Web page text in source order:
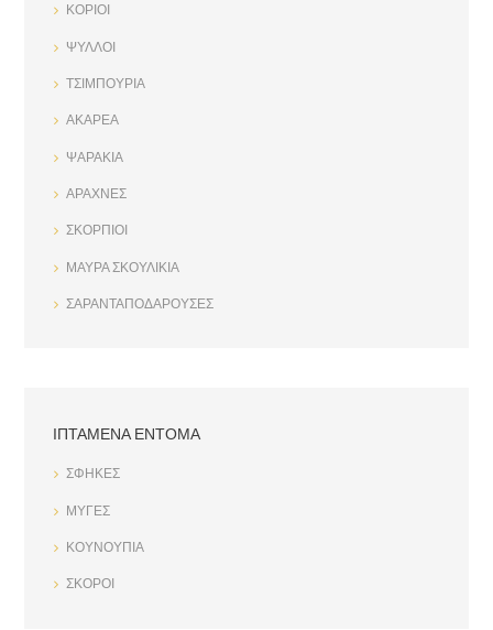
ΚΟΡΙΟΙ
ΨΥΛΛΟΙ
ΤΣΙΜΠΟΥΡΙΑ
ΑΚΑΡΕΑ
ΨΑΡΑΚΙΑ
ΑΡΑΧΝΕΣ
ΣΚΟΡΠΙΟΙ
ΜΑΥΡΑ ΣΚΟΥΛΙΚΙΑ
ΣΑΡΑΝΤΑΠΟΔΑΡΟΥΣΕΣ
ΙΠΤΑΜΕΝΑ ΕΝΤΟΜΑ
ΣΦΗΚΕΣ
ΜΥΓΕΣ
ΚΟΥΝΟΥΠΙΑ
ΣΚΟΡΟΙ